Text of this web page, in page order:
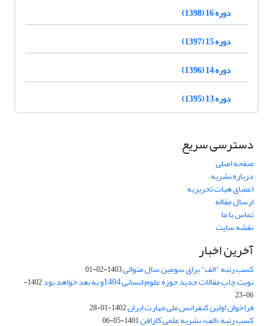
دوره 16 (1398)
دوره 15 (1397)
دوره 14 (1396)
دوره 13 (1395)
دسترسی سریع
صفحه اصلی
درباره نشریه
اعضای هیات تحریریه
ارسال مقاله
تماس با ما
نقشه سایت
آخرین اخبار
کسب رتبه "الف" برای سومین سال متوالی1403-02-01
نوبت چاپ مقالات جدید حوزه علوم انسانی 1404و به بعد خواهد بود
1402-
06-23
فراخوان اولین کنفرانس ملی مهارت ایران1402-01-28
کسب رتبه «الف» نشریه علمی کارافن1401-05-06